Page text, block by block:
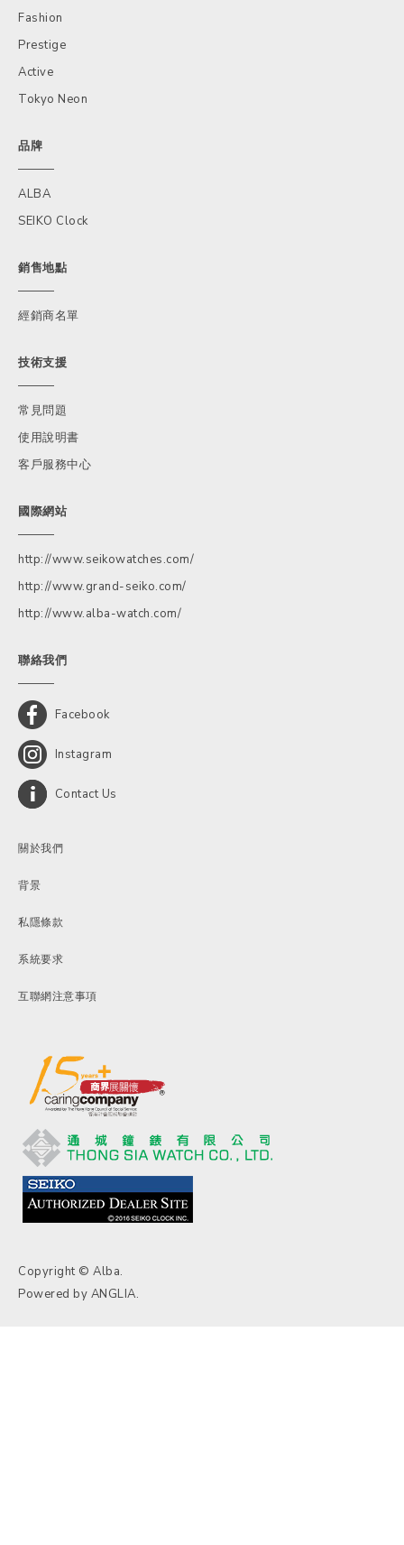
Fashion
Prestige
Active
Tokyo Neon
品牌
ALBA
SEIKO Clock
銷售地點
經銷商名單
技術支援
常見問題
使用說明書
客戶服務中心
國際網站
http://www.seikowatches.com/
http://www.grand-seiko.com/
http://www.alba-watch.com/
聯絡我們
Facebook
Instagram
Contact Us
關於我們
背景
私隱條款
系統要求
互聯網注意事項
Copyright © Alba.
Powered by ANGLIA.